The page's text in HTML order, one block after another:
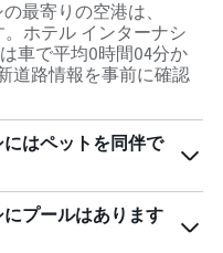
最寄りの空港は、
ホテル インターナシ
車で平均0時間04分か
道路情報を事前に確認
はペットを同伴で
プールはあります